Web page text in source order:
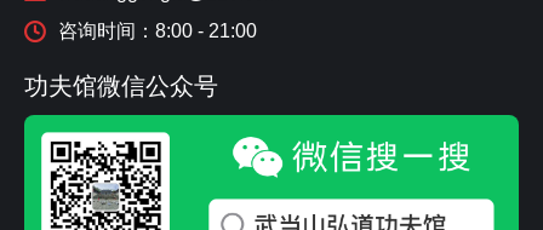
咨询时间：8:00 - 21:00
功夫馆微信公众号